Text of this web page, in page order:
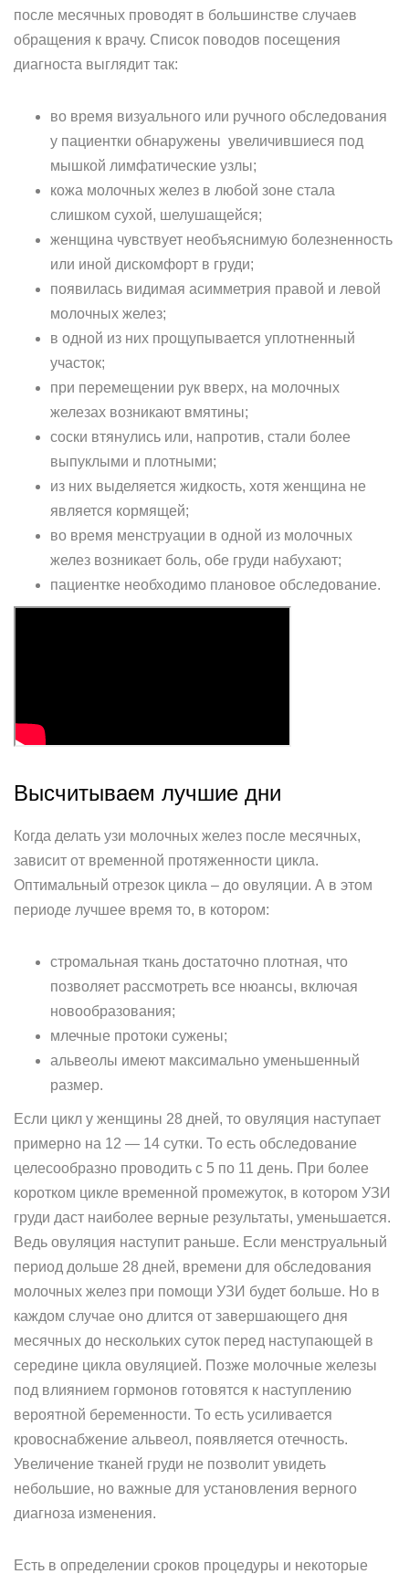
после месячных проводят в большинстве случаев
обращения к врачу. Список поводов посещения
диагноста выглядит так:
во время визуального или ручного обследования
у пациентки обнаружены увеличившиеся под
мышкой лимфатические узлы;
кожа молочных желез в любой зоне стала
слишком сухой, шелушащейся;
женщина чувствует необъяснимую болезненность
или иной дискомфорт в груди;
появилась видимая асимметрия правой и левой
молочных желез;
в одной из них прощупывается уплотненный
участок;
при перемещении рук вверх, на молочных
железах возникают вмятины;
соски втянулись или, напротив, стали более
выпуклыми и плотными;
из них выделяется жидкость, хотя женщина не
является кормящей;
во время менструации в одной из молочных
желез возникает боль, обе груди набухают;
пациентке необходимо плановое обследование.
Высчитываем лучшие дни
Когда делать узи молочных желез после месячных,
зависит от временной протяженности цикла.
Оптимальный отрезок цикла – до овуляции. А в этом
периоде лучшее время то, в котором:
стромальная ткань достаточно плотная, что
позволяет рассмотреть все нюансы, включая
новообразования;
млечные протоки сужены;
альвеолы имеют максимально уменьшенный
размер.
Если цикл у женщины 28 дней, то овуляция наступает
примерно на 12 — 14 сутки. То есть обследование
целесообразно проводить с 5 по 11 день. При более
коротком цикле временной промежуток, в котором УЗИ
груди даст наиболее верные результаты, уменьшается.
Ведь овуляция наступит раньше. Если менструальный
период дольше 28 дней, времени для обследования
молочных желез при помощи УЗИ будет больше. Но в
каждом случае оно длится от завершающего дня
месячных до нескольких суток перед наступающей в
середине цикла овуляцией. Позже молочные железы
под влиянием гормонов готовятся к наступлению
вероятной беременности. То есть усиливается
кровоснабжение альвеол, появляется отечность.
Увеличение тканей груди не позволит увидеть
небольшие, но важные для установления верного
диагноза изменения.
Есть в определении сроков процедуры и некоторые